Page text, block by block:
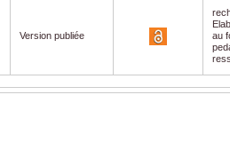
Version publiée
au